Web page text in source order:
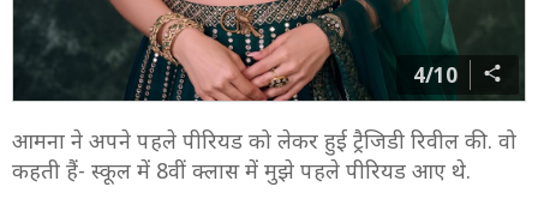
4/10
आमना ने अपने पहले पीरियड को लेकर हुई ट्रैजिडी रिवील की. वो
कहती हैं- स्कूल में 8वीं क्लास में मुझे पहले पीरियड आए थे.